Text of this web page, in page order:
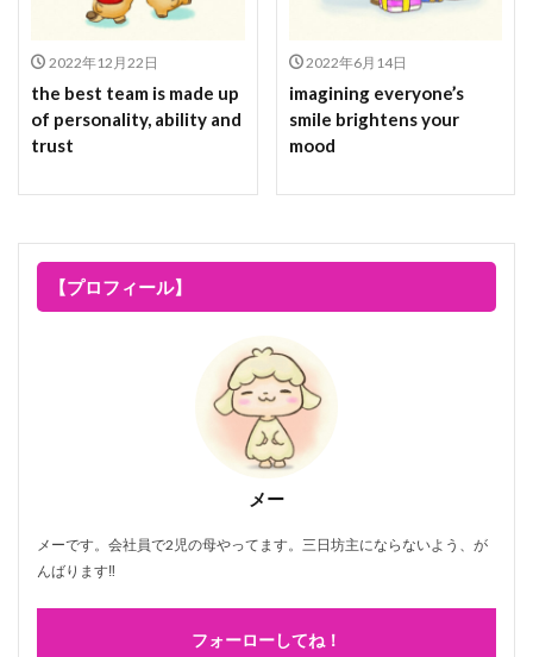
2022年12月22日
the best team is made up
of personality, ability and
trust
2022年6月14日
imagining everyone’s
smile brightens your
mood
【プロフィール】
メー
メーです。会社員で2児の母やってます。三日坊主にならないよう、が
んばります‼
フォーローしてね！